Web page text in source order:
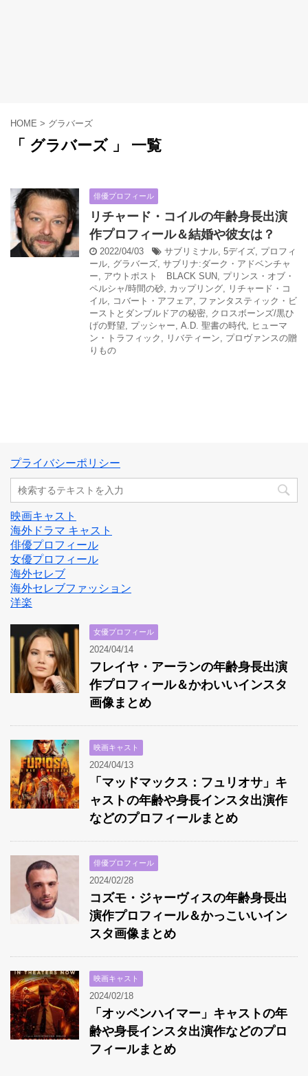
HOME > グラバーズ
「 グラバーズ 」 一覧
俳優プロフィール
リチャード・コイルの年齢身長出演
作プロフィール＆結婚や彼女は？
2022/04/03 サブリミナル 5デイズ プロフィ
ール グラバーズ サブリナ:ダーク・アドベンチャ
ー
アウトポスト BLACK SUN
プリンス・オブ・
ペルシャ/時間の砂
カップリング
リチャード・コ
イル
コバート・アフェア
ファンタスティック・ビ
ーストとダンブルドアの秘密 クロスボーンズ/黒ひ
げの野望
プッシャー A.D. 聖書の時代
ヒューマ
ン・トラフィック
リバティーン
プロヴァンスの贈
りもの
プライバシーポリシー
映画キャスト
海外ドラマ キャスト
俳優プロフィール
女優プロフィール
海外セレブ
海外セレブファッション
洋楽
女優プロフィール
2024/04/14
フレイヤ・アーランの年齢身長出演
作プロフィール＆かわいいインスタ
画像まとめ
映画キャスト
2024/04/13
「マッドマックス：フュリオサ」キ
ャストの年齢や身長インスタ出演作
などのプロフィールまとめ
俳優プロフィール
2024/02/28
コズモ・ジャーヴィスの年齢身長出
演作プロフィール＆かっこいいイン
スタ画像まとめ
映画キャスト
2024/02/18
「オッペンハイマー」キャストの年
齢や身長インスタ出演作などのプロ
フィールまとめ